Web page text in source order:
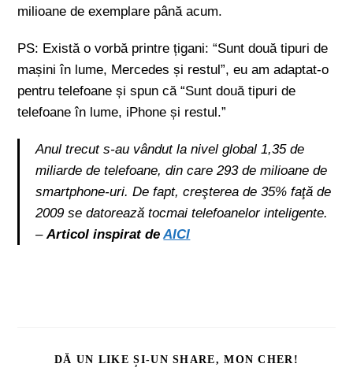
milioane de exemplare până acum.
PS: Există o vorbă printre țigani: “Sunt două tipuri de
mașini în lume, Mercedes și restul”, eu am adaptat-o
pentru telefoane și spun că “Sunt două tipuri de
telefoane în lume, iPhone și restul.”
Anul trecut s-au vândut la nivel global 1,35 de
miliarde de telefoane, din care 293 de milioane de
smartphone-uri. De fapt, creşterea de 35% faţă de
2009 se datorează tocmai telefoanelor inteligente.
–Articol inspirat deAICI
DĂ UN LIKE ȘI-UN SHARE, MON CHER!